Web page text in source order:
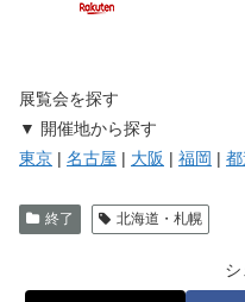
展覧会を探す
▼ 開催地から探す
東京 | 名古屋 | 大阪 | 福岡 |
終了 北海道・札幌
シ